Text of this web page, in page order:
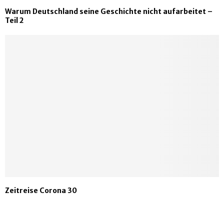
Warum Deutschland seine Geschichte nicht aufarbeitet –
Teil 2
Zeitreise Corona 30